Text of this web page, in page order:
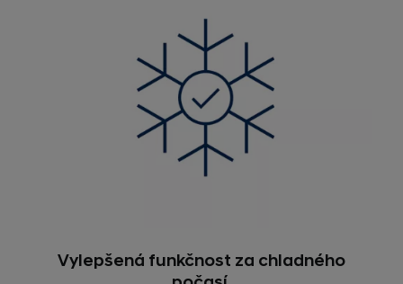
Vylepšená funkčnost za chladného